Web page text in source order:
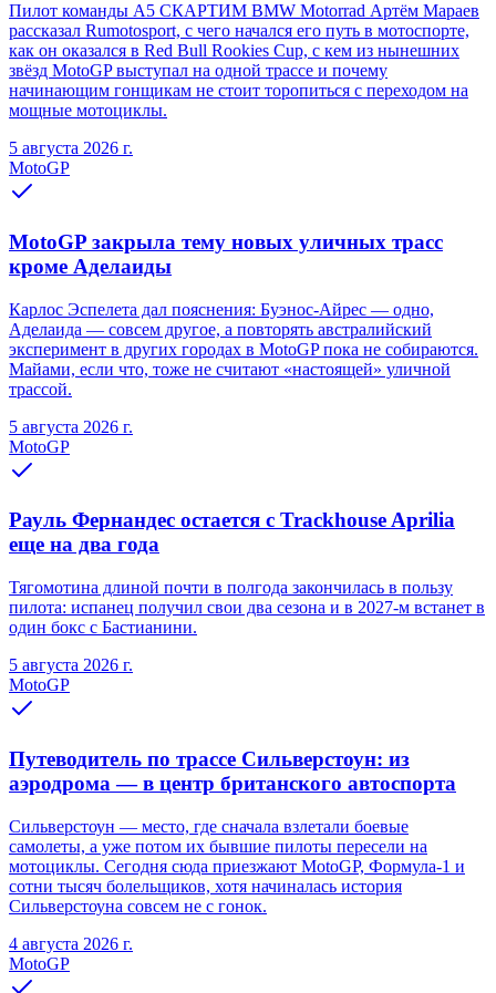
Пилот команды A5 СКАРТИМ BMW Motorrad Артём Мараев
рассказал Rumotosport, с чего начался его путь в мотоспорте,
как он оказался в Red Bull Rookies Cup, с кем из нынешних
звёзд MotoGP выступал на одной трассе и почему
начинающим гонщикам не стоит торопиться с переходом на
мощные мотоциклы.
5 августа 2026 г.
MotoGP
MotoGP закрыла тему новых уличных трасс
кроме Аделаиды
Карлос Эспелета дал пояснения: Буэнос-Айрес — одно,
Аделаида — совсем другое, а повторять австралийский
эксперимент в других городах в MotoGP пока не собираются.
Майами, если что, тоже не считают «настоящей» уличной
трассой.
5 августа 2026 г.
MotoGP
Рауль Фернандес остается с Trackhouse Aprilia
еще на два года
Тягомотина длиной почти в полгода закончилась в пользу
пилота: испанец получил свои два сезона и в 2027-м встанет в
один бокс с Бастианини.
5 августа 2026 г.
MotoGP
Путеводитель по трассе Сильверстоун: из
аэродрома — в центр британского автоспорта
Сильверстоун — место, где сначала взлетали боевые
самолеты, а уже потом их бывшие пилоты пересели на
мотоциклы. Сегодня сюда приезжают MotoGP, Формула-1 и
сотни тысяч болельщиков, хотя начиналась история
Сильверстоуна совсем не с гонок.
4 августа 2026 г.
MotoGP